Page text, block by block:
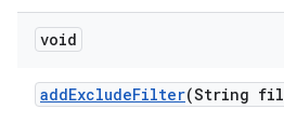
void
addExcludeFilter(String